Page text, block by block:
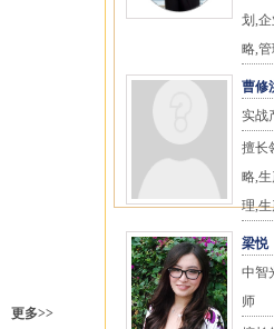
更多>>
划,
略,
曹修
实战
擅长
略,
理,
梁悦
中智
师